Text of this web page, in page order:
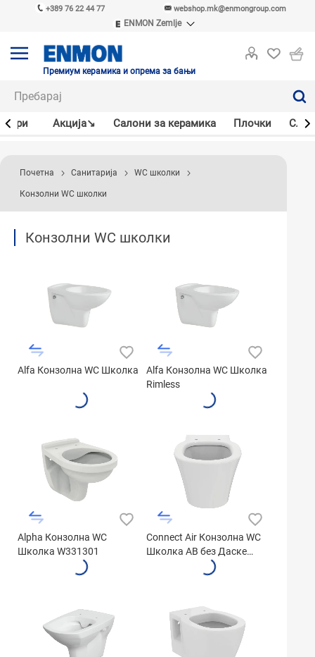
+389 76 22 44 77 webshop.mk@enmongroup.com
ENMON Zemlje
ENMON MKD
Премиум керамика и опрема за бањи
Акцијa↘ Салони за керамика Плочки
Почетна Санитарија WC школки
Конзолни WC школки
Конзолни WC школки
Alfa Конзолна WC Школка
Alfa Конзолна WC Школка
Rimless
Alpha Конзолна WC
Школка W331301
Connect Air Конзолна WC
Школка AB без Даске